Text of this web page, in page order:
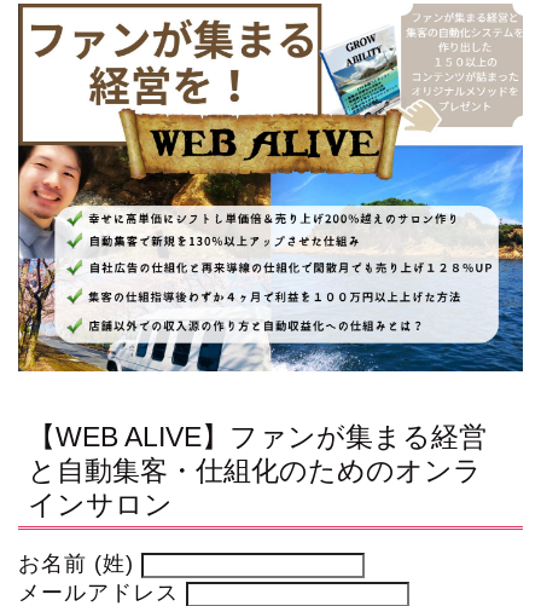
【WEB ALIVE】ファンが集まる経営
と自動集客・仕組化のためのオンラ
インサロン
お名前 (姓)
メールアドレス